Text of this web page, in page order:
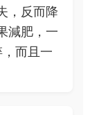
，反而降
減肥，一
而且一